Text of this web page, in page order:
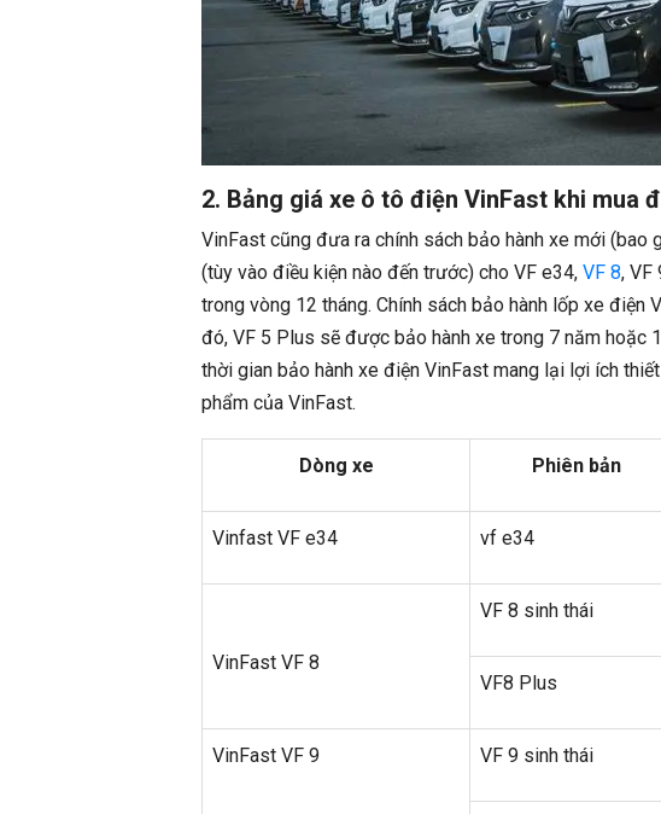
2. Bảng giá xe ô tô điện VinFast khi mua
VinFast cũng đưa ra chính sách bảo hành xe mới
(tùy vào điều kiện nào đến trước) cho VF e34, VF 8, VF
trong vòng 12 tháng. Chính sách bảo hành lốp xe
đó, VF 5 Plus sẽ được bảo hành xe trong 7 năm hoặc
thời gian bảo hành xe điện VinFast mang lại lợi ích
phẩm của VinFast.
Dòng xe Phiên bản
Vinfast VF e34 vf e34
VinFast VF 8
VF 8 sinh thái
VF8 Plus
VinFast VF 9 VF 9 sinh thái